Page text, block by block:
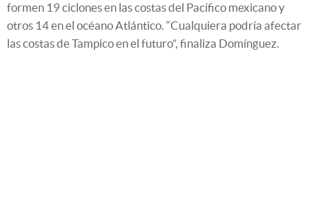
formen 19 ciclones en las costas del Pacífico mexicano y
otros 14 en el océano Atlántico. “Cualquiera podría afectar
las costas de Tampico en el futuro”, finaliza Domínguez.